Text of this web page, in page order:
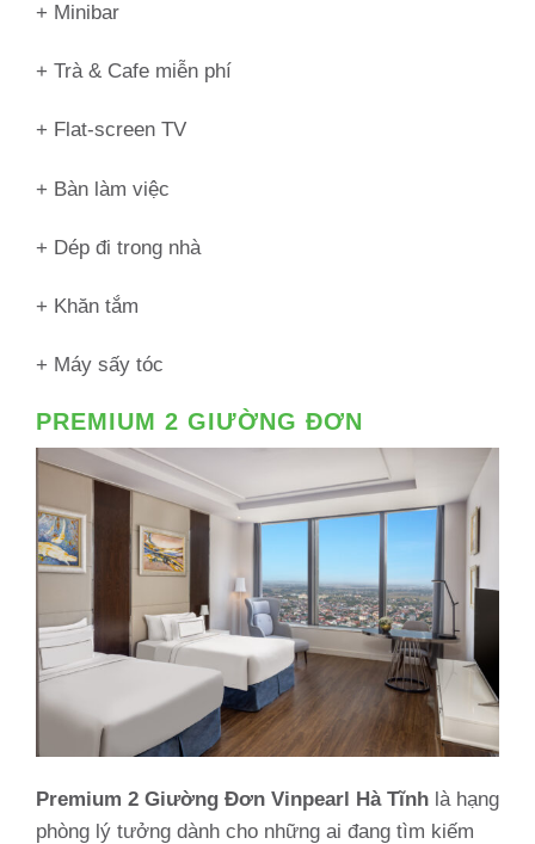
+ Minibar
+ Trà & Cafe miễn phí
+ Flat-screen TV
+ Bàn làm việc
+ Dép đi trong nhà
+ Khăn tắm
+ Máy sấy tóc
PREMIUM 2 GIƯỜNG ĐƠN
Premium 2 Giường Đơn Vinpearl Hà Tĩnh là hạng
phòng lý tưởng dành cho những ai đang tìm kiếm